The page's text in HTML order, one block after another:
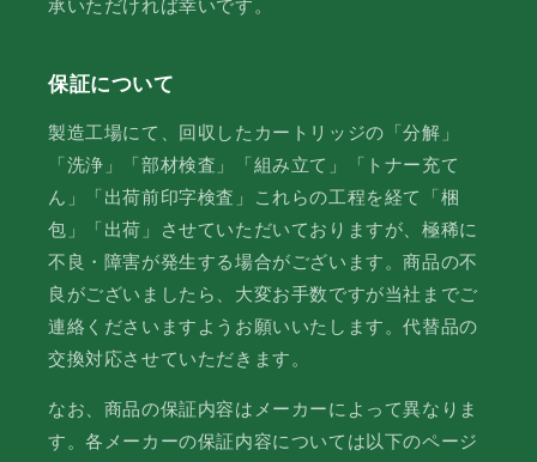
承いただければ幸いです。
保証について
製造工場にて、回収したカートリッジの「分解」
「洗浄」「部材検査」「組み立て」「トナー充て
ん」「出荷前印字検査」これらの工程を経て「梱
包」「出荷」させていただいておりますが、極稀に
不良・障害が発生する場合がございます。商品の不
良がございましたら、大変お手数ですが当社までご
連絡くださいますようお願いいたします。代替品の
交換対応させていただきます。
なお、商品の保証内容はメーカーによって異なりま
す。各メーカーの保証内容については以下のページ